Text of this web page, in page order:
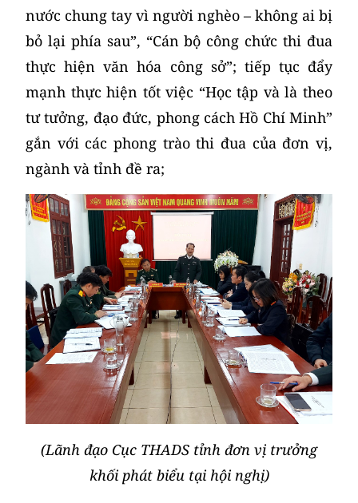
nước chung tay vì người nghèo – không ai bị
bỏ lại phía sau”, “Cán bộ công chức thi đua
thực hiện văn hóa công sở”; tiếp tục đẩy
mạnh thực hiện tốt việc “Học tập và là theo
tư tưởng, đạo đức, phong cách Hồ Chí Minh”
gắn với các phong trào thi đua của đơn vị,
ngành và tỉnh đề ra;
(Lãnh đạo Cục THADS tỉnh đơn vị trưởng
khối phát biểu tại hội nghị)